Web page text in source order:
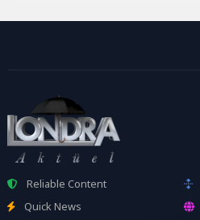
Reliable Content
Quick News